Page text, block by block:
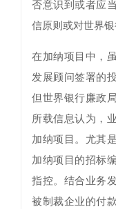
否意识到或者应
信原则或对世界银
在加纳项目中，
发展顾问签署的
但世界银行廉政
所载信息认为，
加纳项目。尤其
加纳项目的招标
指控。结合业务
被制裁企业的付